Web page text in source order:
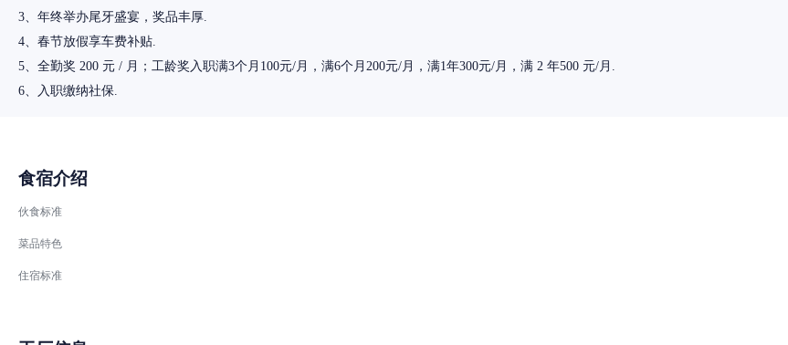
3、年终举办尾牙盛宴，奖品丰厚.
4、春节放假享车费补贴.
5、全勤奖 200 元 / 月；工龄奖入职满3个月100元/月，满6个月200元/月，满1年300元/月，满 2 年500 元/月.
食宿介绍
伙食标准
菜品特色
住宿标准